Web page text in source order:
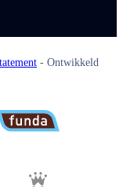
- Ontwikkeld